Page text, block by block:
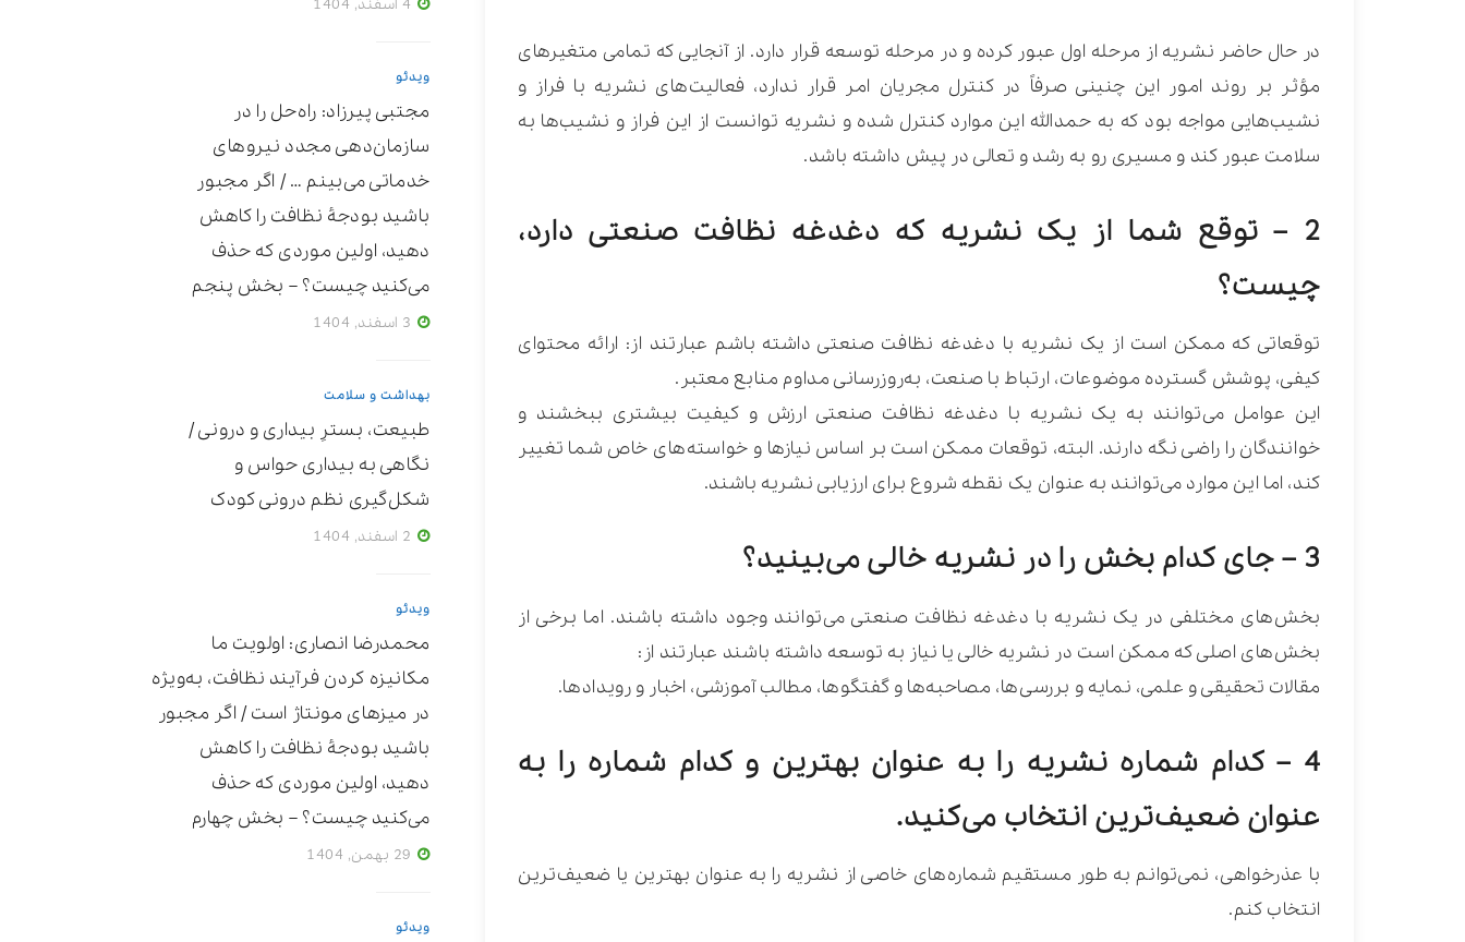
در حال حاضر نشریه از مرحله اول عبور کرده و در مرحله توسعه قرار دارد. از آنجایی که تمامی متغیرهای
مؤثر بر روند امور این چنینی صرفاً در کنترل مجریان امر قرار ندارد، فعالیت‌های نشریه با فراز و
نشیب‌هایی مواجه بود که به حمدالله این موارد کنترل شده و نشریه توانست از این فراز و نشیب‌ها به
سلامت عبور کند و مسیری رو به رشد و تعالی در پیش داشته باشد.
2 – توقع شما از یک نشریه که دغدغه نظافت صنعتی دارد،
چیست؟
توقعاتی که ممکن است از یک نشریه با دغدغه نظافت صنعتی داشته باشم عبارتند از: ارائه محتوای
کیفی، پوشش گسترده موضوعات، ارتباط با صنعت، به‌روزرسانی مداوم منابع معتبر.
این عوامل می‌توانند به یک نشریه با دغدغه نظافت صنعتی ارزش و کیفیت بیشتری ببخشند و
خوانندگان را راضی نگه دارند. البته، توقعات ممکن است بر اساس نیازها و خواسته‌های خاص شما تغییر
کند، اما این موارد می‌توانند به عنوان یک نقطه شروع برای ارزیابی نشریه باشند.
3 – جای کدام بخش را در نشریه خالی می‌بینید؟
بخش‌های مختلفی در یک نشریه با دغدغه نظافت صنعتی می‌توانند وجود داشته باشند. اما برخی از
بخش‌های اصلی که ممکن است در نشریه خالی یا نیاز به توسعه داشته باشند عبارتند از:
مقالات تحقیقی و علمی، نمایه و بررسی‌ها، مصاحبه‌ها و گفتگوها، مطالب آموزشی، اخبار و رویدادها.
4 – کدام شماره نشریه را به عنوان بهترین و کدام شماره را به
عنوان ضعیف‌ترین انتخاب می‌کنید.
با عذرخواهی، نمی‌توانم به طور مستقیم شماره‌های خاصی از نشریه را به عنوان بهترین یا ضعیف‌ترین
انتخاب کنم.
ویدئو
مجتبی پیرزاد: راه‌حل را در
سازمان‌دهی مجدد نیروهای
خدماتی می‌بینم … / اگر مجبور
باشید بودجۀ نظافت را کاهش
دهید، اولین موردی که حذف
می‌کنید چیست؟ – بخش پنجم
بهداشت و سلامت
طبیعت، بسترِ بیداری و درونی /
نگاهی به بیداری حواس و
شکل‌گیری نظم درونی کودک
ویدئو
محمدرضا انصاری: اولویت ما
مکانیزه ‌کردن فرآیند نظافت، به‌ویژه
در میزهای مونتاژ است / اگر مجبور
باشید بودجۀ نظافت را کاهش
دهید، اولین موردی که حذف
می‌کنید چیست؟ – بخش چهارم
ویدئو